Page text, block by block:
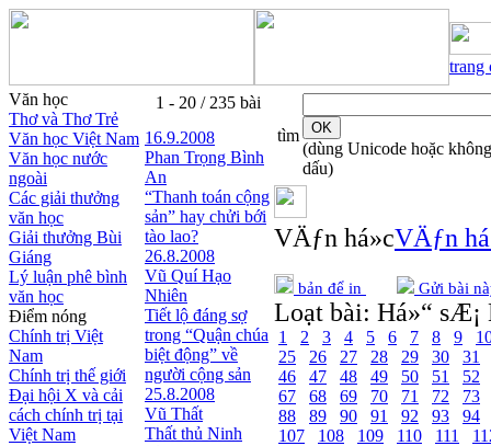
trang
Văn học
Thơ và Thơ Trẻ
Văn học Việt Nam
Văn học nước
ngoài
Các giải thưởng
văn học
Giải thưởng Bùi
Giáng
Lý luận phê bình
văn học
Điểm nóng
Chính trị Việt
Nam
Chính trị thế giới
Đại hội X và cải
cách chính trị tại
Việt Nam
1 - 20 / 235 bài
16.9.2008
Phan Trọng Bình
An
“Thanh toán cộng
sản” hay chửi bới
tào lao?
26.8.2008
Vũ Quí Hạo
Nhiên
Tiết lộ đáng sợ
trong “Quận chúa
biệt động” về
người cộng sản
25.8.2008
Vũ Thất
Thất thủ Ninh
tìm
(dùng Unicode hoặc không
dấu)
VÄƒn há»cVÄƒn
bản để in Gửi bài
Loạt bài: Há»“ sÆ¡
1 2 3 4 5 6 7 8 9
25
26 27 28 29 30
31
46
47 48 49 50 51
52
67
68 69 70 71 72
73
88
89 90 91 92 93
94
107
108 109 110 111